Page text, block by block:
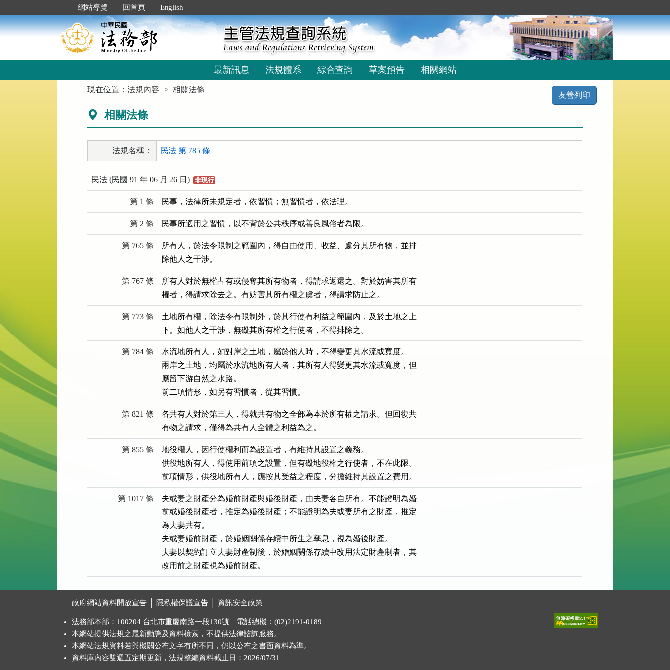
到
主
要
網站導覽 回首頁 English
最新訊息 法規體系 綜合查詢 草案預告 相關網站
現在位置：法規內容 相關法條
友善列印
相關法條
法規名稱： 民法 第 785 條
民法 (民國 91 年 06 月 26 日) 非現行
第 1 條 民事，法律所未規定者，依習慣；無習慣者，依法理。
第 2 條 民事所適用之習慣，以不背於公共秩序或善良風俗者為限。
第 765 條
所有人，於法令限制之範圍內，得自由使用、收益、處分其所有物，並排
除他人之干涉。
第 767 條
所有人對於無權占有或侵奪其所有物者，得請求返還之。對於妨害其所有
權者，得請求除去之。有妨害其所有權之虞者，得請求防止之。
第 773 條
土地所有權，除法令有限制外，於其行使有利益之範圍內，及於土地之上
下。如他人之干涉，無礙其所有權之行使者，不得排除之。
第 784 條
水流地所有人，如對岸之土地，屬於他人時，不得變更其水流或寬度。
兩岸之土地，均屬於水流地所有人者，其所有人得變更其水流或寬度，但
應留下游自然之水路。
前二項情形，如另有習慣者，從其習慣。
第 821 條
各共有人對於第三人，得就共有物之全部為本於所有權之請求。但回復共
有物之請求，僅得為共有人全體之利益為之。
第 855 條
地役權人，因行使權利而為設置者，有維持其設置之義務。
供役地所有人，得使用前項之設置，但有礙地役權之行使者，不在此限。
前項情形，供役地所有人，應按其受益之程度，分擔維持其設置之費用。
第 1017 條
夫或妻之財產分為婚前財產與婚後財產，由夫妻各自所有。不能證明為婚
前或婚後財產者，推定為婚後財產；不能證明為夫或妻所有之財產，推定
為夫妻共有。
夫或妻婚前財產，於婚姻關係存續中所生之孳息，視為婚後財產。
夫妻以契約訂立夫妻財產制後，於婚姻關係存續中改用法定財產制者，其
改用前之財產視為婚前財產。
政府網站資料開放宣告 隱私權保護宣告 資訊安全政策
法務部本部：100204 台北市重慶南路一段130號 電話總機：(02)2191-0189
本網站提供法規之最新動態及資料檢索，不提供法律諮詢服務。
本網站法規資料若與機關公布文字有所不同，仍以公布之書面資料為準。
資料庫內容雙週五定期更新，法規整編資料截止日：2026/07/31